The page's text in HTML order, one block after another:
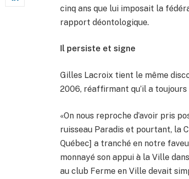
cinq ans que lui imposait la
rapport déontologique.
Il persiste et signe
Gilles Lacroix tient le même
2006, réaffirmant qu’il a
«On nous reproche d’avoir pris
ruisseau Paradis et pourtant, la
Québec] a tranché en notre
monnayé son appui à la Ville
au club Ferme en Ville devait